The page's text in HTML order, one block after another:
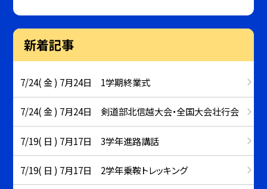
新着記事
7/24( 金 ) 7月24日 1学期終業式
7/24( 金 ) 7月24日 剣道部北信越大会・全国大会壮行会
7/19( 日 ) 7月17日 3学年進路講話
7/19( 日 ) 7月17日 2学年乗鞍トレッキング